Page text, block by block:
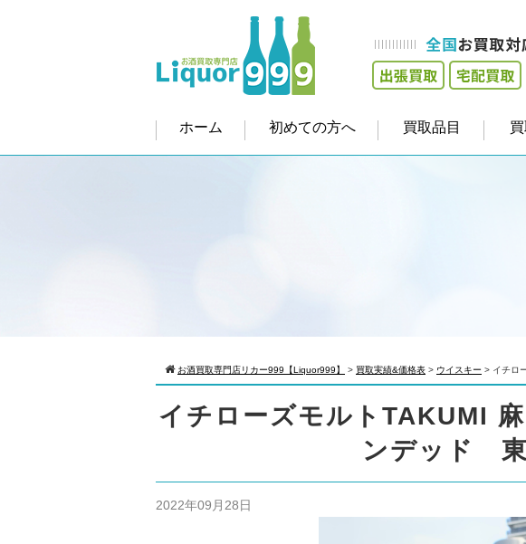
ホーム 初めての方へ 買取品目
お酒買取専門店リカー999【Liquor999】 > 買取実績&価格表 > ウイスキー > イチロ
イチローズモルトTAKUMI
ンデッド
2022年09月28日